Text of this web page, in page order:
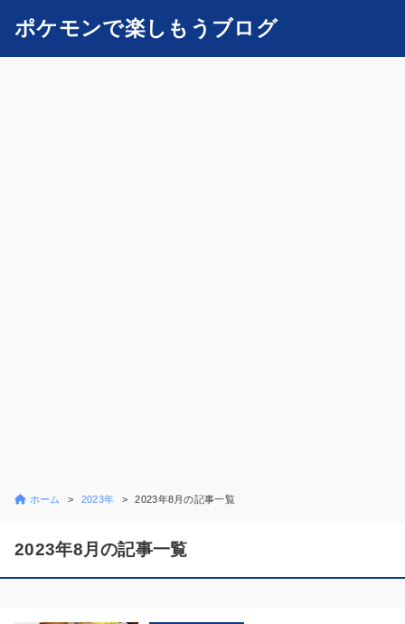
ポケモンで楽しもうブログ
ホーム 2023年 2023年8月の記事一覧
2023年8月の記事一覧